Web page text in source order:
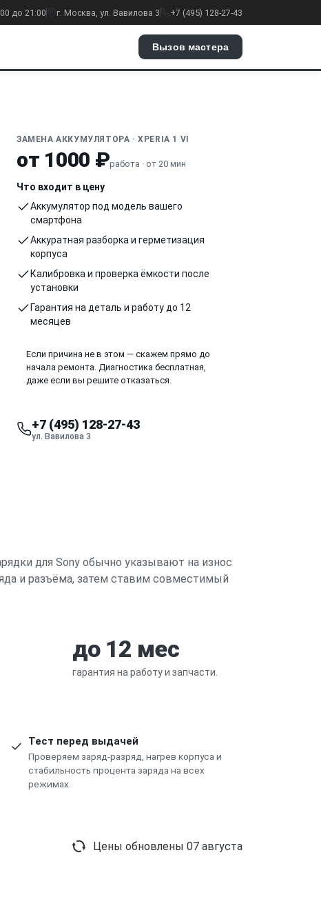
до 21:00 г. Москва, ул. Вавилова 3 +7 (495) 128-27-43
Вызов мастера
ЗАМЕНА АККУМУЛЯТОРА · XPERIA 1 VI
от 1000 ₽работа · от 20 мин
Что входит в цену
Аккумулятор под модель вашего
смартфона
Аккуратная разборка и герметизация
корпуса
Калибровка и проверка ёмкости после
установки
Гарантия на деталь и работу до 12
месяцев
Если причина не в этом — скажем прямо до
начала ремонта. Диагностика бесплатная,
даже если вы решите отказаться.
+7 (495) 128-27-43
ул. Вавилова 3
для Sony обычно указывают на износ
и разъёма, затем ставим совместимый
до 12 мес
гарантия на работу и запчасти.
Тест перед выдачей
Проверяем заряд-разряд, нагрев корпуса и
стабильность процента заряда на всех
режимах.
Цены обновлены 07 августа